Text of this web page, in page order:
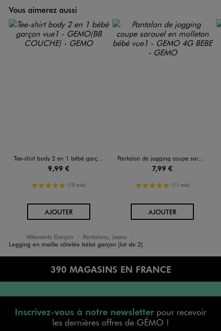
Vous aimerez aussi
Tee-shirt body 2 en 1 bébé garçon
9,99 €
5/5 de moyenne
(10 avis)
AJOUTERAU PANIER
Pantalon de jogging coupe sarouel en molleton bébé
7,99 €
5/5 de moyenne
(11 avis)
AJOUTERAU PANIER
Accueil
Bébé
Vêtements Garçon
Pantalons, Jeans
Legging en maille côtelée bébé garçon (lot de 2)
390 MAGASINS EN FRANCE
Inscrivez-vous à notre newsletterpour recevoir
les dernières offres de GÉMO !